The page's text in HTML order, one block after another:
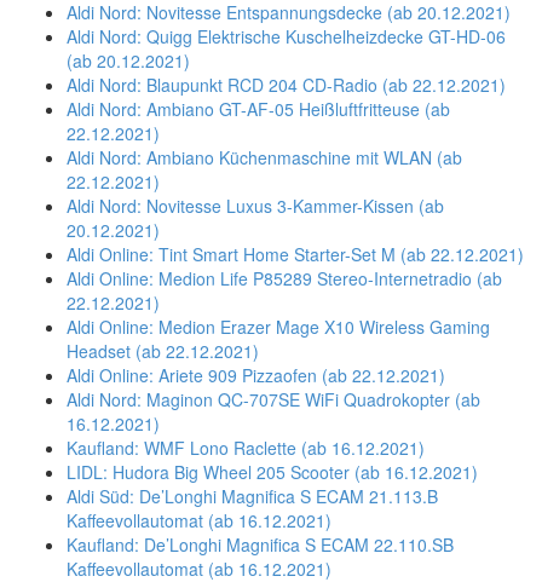
Aldi Nord: Novitesse Entspannungsdecke (ab 20.12.2021)
Aldi Nord: Quigg Elektrische Kuschelheizdecke GT-HD-06
(ab 20.12.2021)
Aldi Nord: Blaupunkt RCD 204 CD-Radio (ab 22.12.2021)
Aldi Nord: Ambiano GT-AF-05 Heißluftfritteuse (ab
22.12.2021)
Aldi Nord: Ambiano Küchenmaschine mit WLAN (ab
22.12.2021)
Aldi Nord: Novitesse Luxus 3-Kammer-Kissen (ab
20.12.2021)
Aldi Online: Tint Smart Home Starter-Set M (ab 22.12.2021)
Aldi Online: Medion Life P85289 Stereo-Internetradio (ab
22.12.2021)
Aldi Online: Medion Erazer Mage X10 Wireless Gaming
Headset (ab 22.12.2021)
Aldi Online: Ariete 909 Pizzaofen (ab 22.12.2021)
Aldi Nord: Maginon QC-707SE WiFi Quadrokopter (ab
16.12.2021)
Kaufland: WMF Lono Raclette (ab 16.12.2021)
LIDL: Hudora Big Wheel 205 Scooter (ab 16.12.2021)
Aldi Süd: De’Longhi Magnifica S ECAM 21.113.B
Kaffeevollautomat (ab 16.12.2021)
Kaufland: De’Longhi Magnifica S ECAM 22.110.SB
Kaffeevollautomat (ab 16.12.2021)